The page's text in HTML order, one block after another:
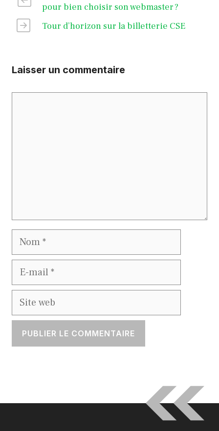
pour bien choisir son webmaster ?
Tour d’horizon sur la billetterie CSE
Laisser un commentaire
Nom
E-
Site